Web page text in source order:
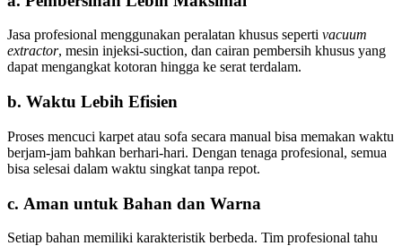
Jasa profesional menggunakan peralatan khusus seperti vacuum
extractor, mesin injeksi-suction, dan cairan pembersih khusus yang
dapat mengangkat kotoran hingga ke serat terdalam.
b. Waktu Lebih Efisien
Proses mencuci karpet atau sofa secara manual bisa memakan waktu
berjam-jam bahkan berhari-hari. Dengan tenaga profesional, semua
bisa selesai dalam waktu singkat tanpa repot.
c. Aman untuk Bahan dan Warna
Setiap bahan memiliki karakteristik berbeda. Tim profesional tahu